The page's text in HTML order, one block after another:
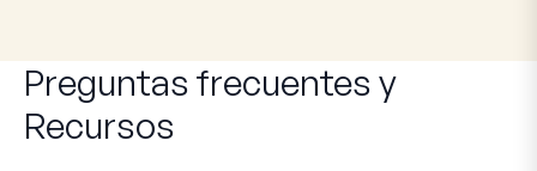
Preguntas frecuentesy
Recursos